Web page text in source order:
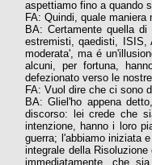
aspettiamo fino a quando
FA: Quindi, quale
BA: Certamente quella
estremisti, qaedisti, ISIS,
moderata', ma é
alcuni, per fortuna,
defezionato verso le
FA: Vuol dire che ci sono
BA: Gliel'ho appena
discorso: lei crede che
intenzione, hanno i loro
guerra; l'abbiamo iniziata
integrale della
immediatamente, che